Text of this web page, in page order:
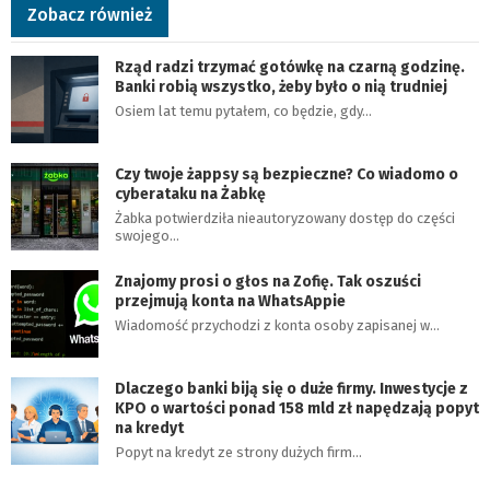
Zobacz również
Rząd radzi trzymać gotówkę na czarną godzinę.
Banki robią wszystko, żeby było o nią trudniej
Osiem lat temu pytałem, co będzie, gdy…
Czy twoje żappsy są bezpieczne? Co wiadomo o
cyberataku na Żabkę
Żabka potwierdziła nieautoryzowany dostęp do części
swojego…
Znajomy prosi o głos na Zofię. Tak oszuści
przejmują konta na WhatsAppie
Wiadomość przychodzi z konta osoby zapisanej w…
Dlaczego banki biją się o duże firmy. Inwestycje z
KPO o wartości ponad 158 mld zł napędzają popyt
na kredyt
Popyt na kredyt ze strony dużych firm…